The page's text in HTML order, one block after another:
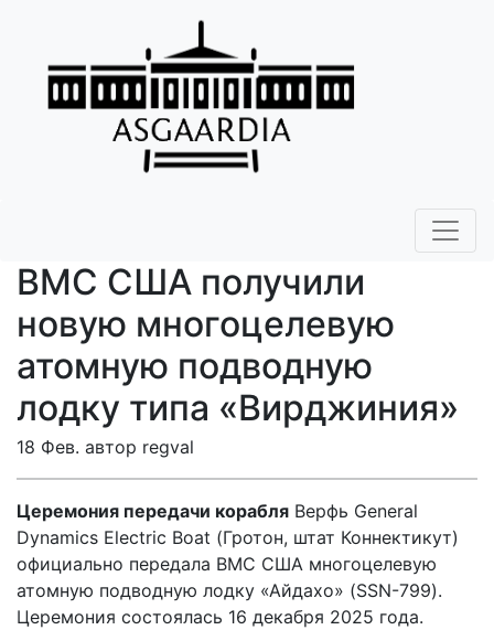
ВМС США получили
новую многоцелевую
атомную подводную
лодку типа «Вирджиния»
18 Фев. автор regval
Церемония передачи корабля Верфь General
Dynamics Electric Boat (Гротон, штат Коннектикут)
официально передала ВМС США многоцелевую
атомную подводную лодку «Айдахо» (SSN-799).
Церемония состоялась 16 декабря 2025 года.